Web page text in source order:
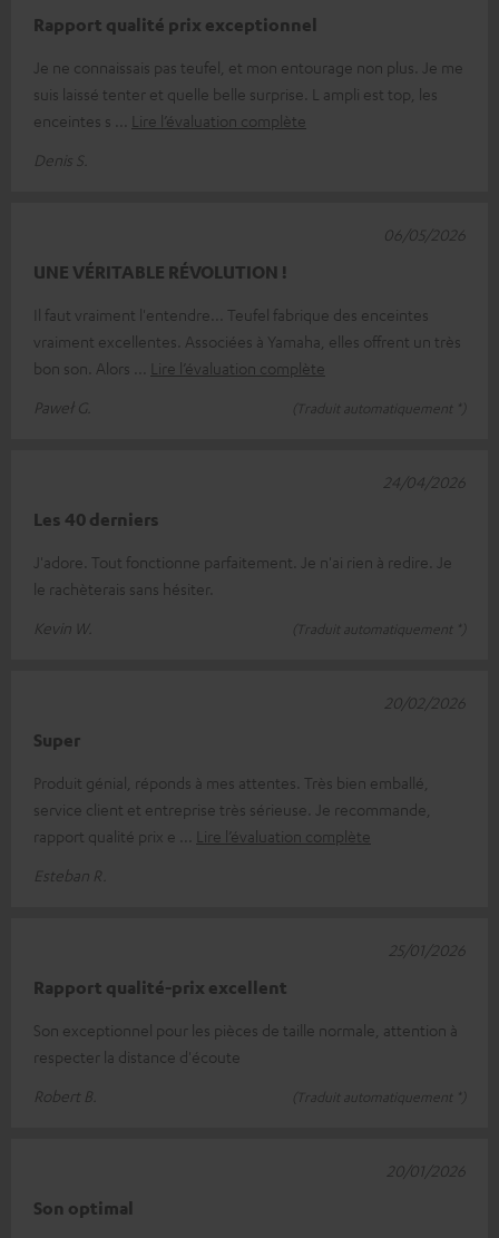
Rapport qualité prix exceptionnel
Je ne connaissais pas teufel, et mon entourage non plus. Je me
suis laissé tenter et quelle belle surprise. L ampli est top, les
enceintes s
Lire l’évaluation complète
Denis S.
UNE VÉRITABLE RÉVOLUTION !
Il faut vraiment l'entendre... Teufel fabrique des enceintes
vraiment excellentes. Associées à Yamaha, elles offrent un très
bon son. Alors
Lire l’évaluation complète
Paweł G.
(Traduit automatiquement *)
06/05/2026
Les 40 derniers
J'adore. Tout fonctionne parfaitement. Je n'ai rien à redire. Je
le rachèterais sans hésiter.
Kevin W.
(Traduit automatiquement *)
24/04/2026
Super
Produit génial, réponds à mes attentes. Très bien emballé,
service client et entreprise très sérieuse. Je recommande,
rapport qualité prix e
Lire l’évaluation complète
Esteban R.
20/02/2026
Rapport qualité-prix excellent
Son exceptionnel pour les pièces de taille normale, attention à
respecter la distance d'écoute
Robert B.
(Traduit automatiquement *)
25/01/2026
Son optimal
20/01/2026